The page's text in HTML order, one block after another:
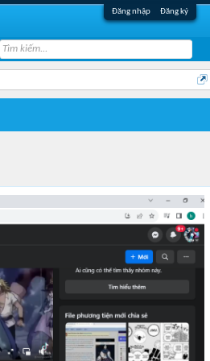
Đăng nhập Đăng ký